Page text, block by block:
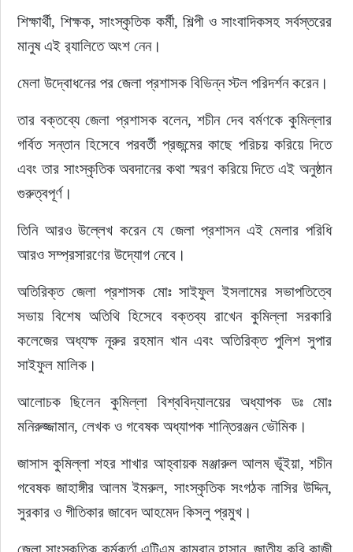
শিক্ষার্থী, শিক্ষক, সাংস্কৃতিক কর্মী, শিল্পী ও সাংবাদিকসহ সর্বস্তরের
মানুষ এই র‍্যালিতে অংশ নেন।
মেলা উদ্বোধনের পর জেলা প্রশাসক বিভিন্ন স্টল পরিদর্শন করেন।
তার বক্তব্যে জেলা প্রশাসক বলেন, শচীন দেব বর্মণকে কুমিল্লার
গর্বিত সন্তান হিসেবে পরবর্তী প্রজন্মের কাছে পরিচয় করিয়ে দিতে
এবং তার সাংস্কৃতিক অবদানের কথা স্মরণ করিয়ে দিতে এই অনুষ্ঠান
গুরুত্বপূর্ণ।
তিনি আরও উল্লেখ করেন যে জেলা প্রশাসন এই মেলার পরিধি
আরও সম্প্রসারণের উদ্যোগ নেবে।
অতিরিক্ত জেলা প্রশাসক মোঃ সাইফুল ইসলামের সভাপতিত্বে
সভায় বিশেষ অতিথি হিসেবে বক্তব্য রাখেন কুমিল্লা সরকারি
কলেজের অধ্যক্ষ নূরুর রহমান খান এবং অতিরিক্ত পুলিশ সুপার
সাইফুল মালিক।
আলোচক ছিলেন কুমিল্লা বিশ্ববিদ্যালয়ের অধ্যাপক ডঃ মোঃ
মনিরুজ্জামান, লেখক ও গবেষক অধ্যাপক শান্তিরঞ্জন ভৌমিক।
জাসাস কুমিল্লা শহর শাখার আহ্বায়ক মঞ্জারুল আলম ভূঁইয়া, শচীন
গবেষক জাহাঙ্গীর আলম ইমরুল, সাংস্কৃতিক সংগঠক নাসির উদ্দিন,
সুরকার ও গীতিকার জাবেদ আহমেদ কিসলু প্রমুখ।